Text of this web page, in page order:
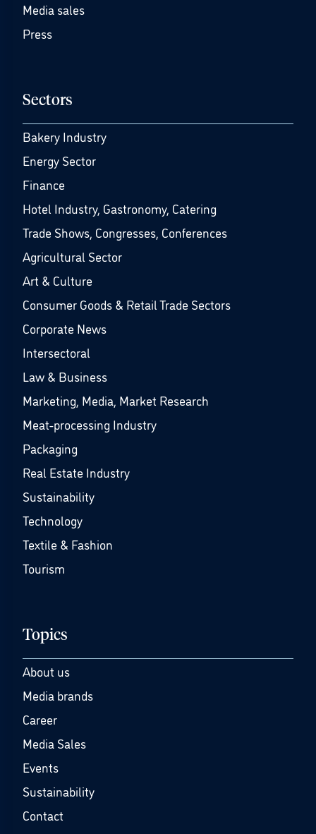
Media sales
Press
Sectors
Bakery Industry
Energy Sector
Finance
Hotel Industry, Gastronomy, Catering
Trade Shows, Congresses, Conferences
Agricultural Sector
Art & Culture
Consumer Goods & Retail Trade Sectors
Corporate News
Intersectoral
Law & Business
Marketing, Media, Market Research
Meat-processing Industry
Packaging
Real Estate Industry
Sustainability
Technology
Textile & Fashion
Tourism
Topics
About us
Media brands
Career
Media Sales
Events
Sustainability
Contact